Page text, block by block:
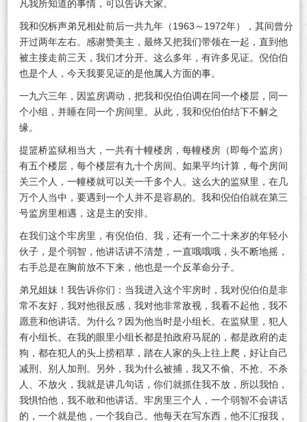
凡我所知道的事情，可以告诉大家。
我和倪柝声弟兄相处前后一共九年（1963～1972年），其间曾分
开过两年左右。感谢赞美主，最终又把我们带领在一起，直到他
被主接走前三天，我们才分开。这么多年，有许多见证。倪伯伯
也是个人，今天我要见证的是他属人方面的事。
一九六三年，因监房调动，把我和倪伯伯调在同一个楼层，同一
个小组，并睡在同一个房间里。从此，我和倪伯伯结下不解之
缘。
提篮桥监狱相当大，一共有十幢楼房，每幢楼房（即每个监房）
有五个楼层，每个楼层有九十个房间。如果平均计算，每个房间
关三个人，一幢楼就可以关一千多个人。这么大的监狱里，在几
万个人当中，要遇到一个人并不是容易的。我和倪伯伯就在第三
号监房里相遇，这是主的安排。
在我们这个牢房里，有倪伯伯、我，还有一个二十来岁的年轻小
伙子，是个弱智，他讲话讲不清楚，一直哦哦哦，头不断地摇，
右手总是在胸前放不下来，他也是一个反革命分子。
弟兄姐妹！我告诉你们：当我进入这个牢房时，我对倪伯伯是非
常不友好，我对他很反感，我对他非常敌视，我看不起他，我不
愿意和他讲话。为什么？因为他当时是小组长。在监狱里，犯人
有小组长。在我的眼里小组长都是拍政府马屁的，都是政府的走
狗，都在犯人的头上捞稻草，踏在人家的头上往上爬，好让自己
减刑、别人加刑。另外，我为什么被捕，我又不偷、不抢、不杀
人、不放火，我就是讲几句话，你们就抓住我不放，所以我怕，
我惧怕他，我不敢和他讲话。牢房里三个人，一个弱智不会讲话
的，一个就是他，一个我自己。他每天在写东西，他不汇报我，